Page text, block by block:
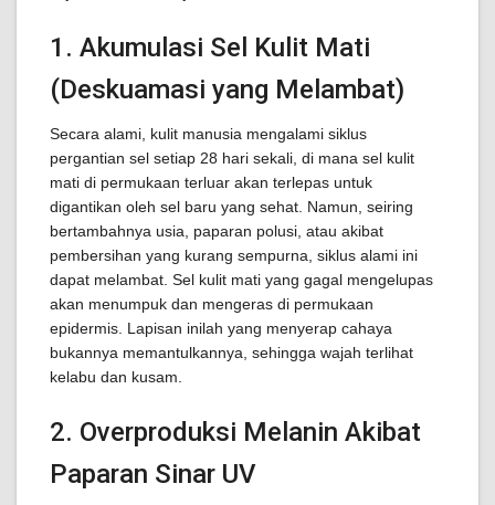
1. Akumulasi Sel Kulit Mati
(Deskuamasi yang Melambat)
Secara alami, kulit manusia mengalami siklus
pergantian sel setiap 28 hari sekali, di mana sel kulit
mati di permukaan terluar akan terlepas untuk
digantikan oleh sel baru yang sehat. Namun, seiring
bertambahnya usia, paparan polusi, atau akibat
pembersihan yang kurang sempurna, siklus alami ini
dapat melambat. Sel kulit mati yang gagal mengelupas
akan menumpuk dan mengeras di permukaan
epidermis. Lapisan inilah yang menyerap cahaya
bukannya memantulkannya, sehingga wajah terlihat
kelabu dan kusam.
2. Overproduksi Melanin Akibat
Paparan Sinar UV